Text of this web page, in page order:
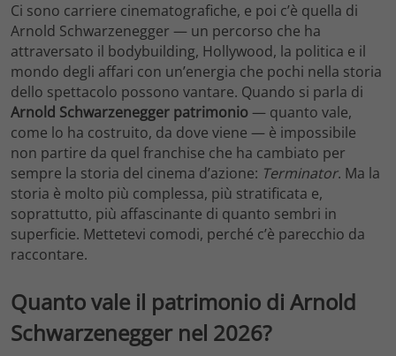
Ci sono carriere cinematografiche, e poi c’è quella di
Arnold Schwarzenegger — un percorso che ha
attraversato il bodybuilding, Hollywood, la politica e il
mondo degli affari con un’energia che pochi nella storia
dello spettacolo possono vantare. Quando si parla di
Arnold Schwarzenegger patrimonio— quanto vale,
come lo ha costruito, da dove viene — è impossibile
non partire da quel franchise che ha cambiato per
sempre la storia del cinema d’azione: Terminator. Ma la
storia è molto più complessa, più stratificata e,
soprattutto, più affascinante di quanto sembri in
superficie. Mettetevi comodi, perché c’è parecchio da
raccontare.
Quanto vale il patrimonio di Arnold
Schwarzenegger nel 2026?